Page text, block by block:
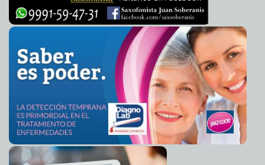
2012-07-13 10:33:38 Apoyan migrantes a niños con discapacidad
Barrera Fernandez
2012-07-13 10:28:07 Cuarto Nivel a la fama internacional Guillermo Barrera
2012-07-13 09:30:12 El sorprendente hombre araña, un esfuerzo poco
asombroso Federico Wilder
2012-07-13 08:19:13 Mexicanos participan en estudio del bosón de Higgs
Católica Melinda Gates desafía al Vaticano A7
2012-07-13 08:14:27 Explota camión cargado de gasolina y mata a 100
nigerianos A7
2012-07-13 08:12:16 Ex cocinero de Osama dice que lo torturaron A7
2012-07-13 08:10:14 Siria: régimen de Assad masacra a más de 200 civiles
2012-07-13 08:08:23 Los extraterrestres andan cerca